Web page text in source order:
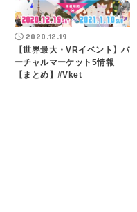
2020.12.19
【世界最大・VRイベント】バ
ーチャルマーケット5情報
【まとめ】#Vket